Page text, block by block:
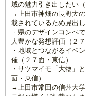
域の魅力引き出したい
→上田市神畑の長野大
載されているため見出
・県のデザインコンペ
人豊かな発想評価（２７
・地域とつながるイベ
催（２７面・東信）
・サツマイモ「大物」
面・東信）
→上田市常田の信州大